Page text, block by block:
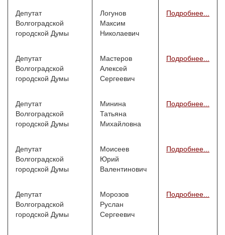
Депутат
Волгоградской
городской Думы
Логунов
Максим
Николаевич
Подробнее...
Депутат
Волгоградской
городской Думы
Мастеров
Алексей
Сергеевич
Подробнее...
Депутат
Волгоградской
городской Думы
Минина
Татьяна
Михайловна
Подробнее...
Депутат
Волгоградской
городской Думы
Моисеев
Юрий
Валентинович
Подробнее...
Депутат
Волгоградской
городской Думы
Морозов
Руслан
Сергеевич
Подробнее...